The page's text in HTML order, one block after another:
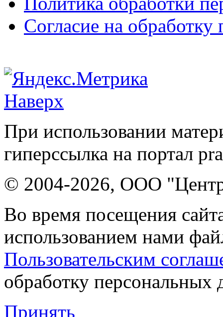
Согласие на
Наверх
При использовании
гиперссылка на портал
© 2004-2026, ООО "Центр
Во время посещения
использованием нами
Пользовательским
обработку персональных
Принять